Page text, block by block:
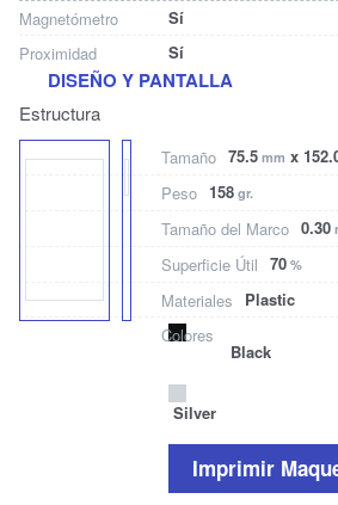
Magnetómetro
Sí
Proximidad
Sí
DISEÑO Y PANTALLA
Estructura
Tamaño 75.5 mm x
Peso 158 gr.
Tamaño del Marco 0.30
Superficie Útil 70 %
Materiales
Plastic
Colores
Black
Silver
Imprimir